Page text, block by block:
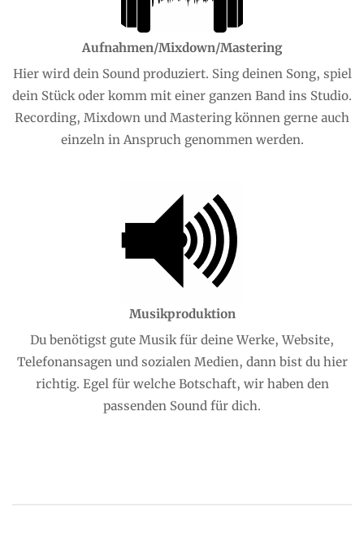
Aufnahmen/Mixdown/Mastering
Hier wird dein Sound produziert. Sing deinen Song, spiel
dein Stück oder komm mit einer ganzen Band ins Studio.
Recording, Mixdown und Mastering können gerne auch
einzeln in Anspruch genommen werden.
Musikproduktion
Du benötigst gute Musik für deine Werke, Website,
Telefonansagen und sozialen Medien, dann bist du hier
richtig. Egel für welche Botschaft, wir haben den
passenden Sound für dich.